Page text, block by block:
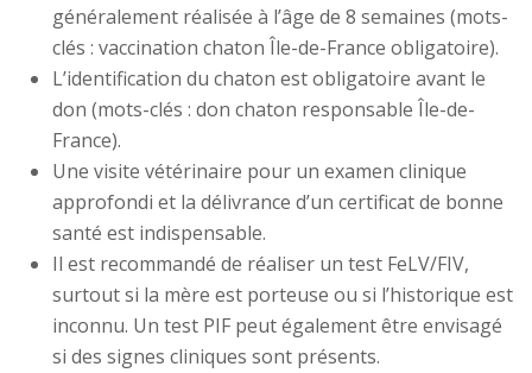
généralement réalisée à l’âge de 8 semaines (mots-
clés : vaccination chaton Île-de-France obligatoire).
L’identification du chaton est obligatoire avant le
don (mots-clés : don chaton responsable Île-de-
France).
Une visite vétérinaire pour un examen clinique
approfondi et la délivrance d’un certificat de bonne
santé est indispensable.
Il est recommandé de réaliser un test FeLV/FIV,
surtout si la mère est porteuse ou si l’historique est
inconnu. Un test PIF peut également être envisagé
si des signes cliniques sont présents.